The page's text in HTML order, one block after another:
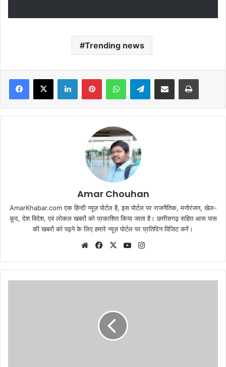
Trending news
Facebook
X LinkedInPinterestWhatsAppTelegramShare via Email Print
Amar Chouhan
AmarKhabar.com एक हिन्दी न्यूज़ पोर्टल है, इस पोर्टल पर राजनैतिक, मनोरंजन, खेल-
कूद, देश विदेश, एवं लोकल खबरों को प्रकाशित किया जाता है। छत्तीसगढ़ सहित आस पास
की खबरों को पढ़ने के लिए हमारे न्यूज़ पोर्टल पर प्रतिदिन विजिट करें।
WebsiteFacebook
X YouTube